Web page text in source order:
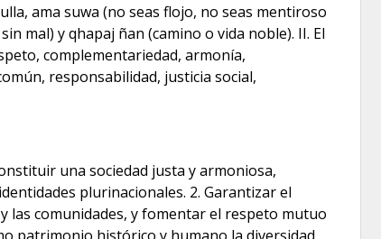
ama suwa (no seas flojo, no seas mentiroso
mal) y qhapaj ñan (camino o vida noble). II. El
complementariedad, armonía,
responsabilidad, justicia social,
una sociedad justa y armoniosa,
plurinacionales. 2. Garantizar el
las comunidades, y fomentar el respeto mutuo